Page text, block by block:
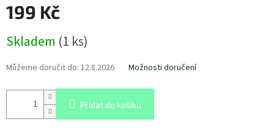
199 Kč
cena:
Skladem (1 ks)
Můžeme doručit do: 12.8.2026 Možnosti doručení
Přidat do košíku